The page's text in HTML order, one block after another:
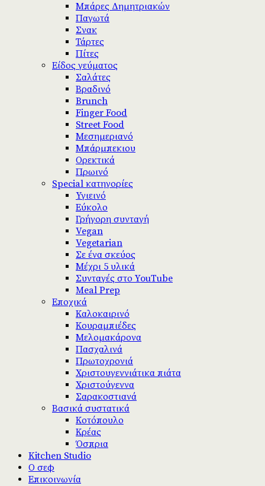
Μπάρες Δημητριακών
Παγωτά
Σνακ
Τάρτες
Πίτες
Είδος γεύματος
Σαλάτες
Βραδινό
Brunch
Finger Food
Street Food
Μεσημεριανό
Μπάρμπεκιου
Ορεκτικά
Πρωινό
Special κατηγορίες
Υγιεινό
Εύκολο
Γρήγορη συνταγή
Vegan
Vegetarian
Σε ένα σκεύος
Μέχρι 5 υλικά
Συνταγές στο YouTube
Meal Prep
Εποχικά
Καλοκαιρινό
Κουραμπιέδες
Μελομακάρονα
Πασχαλινά
Πρωτοχρονιά
Χριστουγεννιάτικα πιάτα
Χριστούγεννα
Σαρακοστιανά
Βασικά συστατικά
Κοτόπουλο
Κρέας
Όσπρια
Kitchen Studio
Ο σεφ
Επικοινωνία